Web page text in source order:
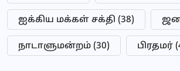
ஐக்கிய மக்கள் சக்தி (38)
நாடாளுமன்றம் (30) பிரதமர்